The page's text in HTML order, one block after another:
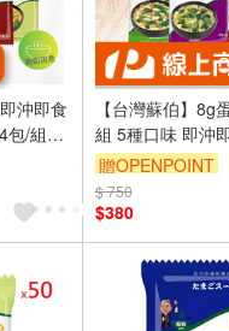
沖即食
包/組
3秒快
品 蘇
【台灣蘇伯】8g
組 5種口味 即沖
贈OPENPOINT
$ 750
$380